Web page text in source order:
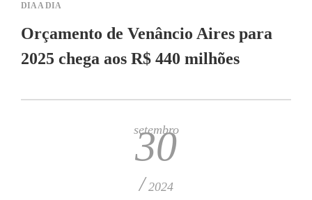
DIA A DIA
Orçamento de Venâncio Aires para
2025 chega aos R$ 440 milhões
setembro
30
/ 2024